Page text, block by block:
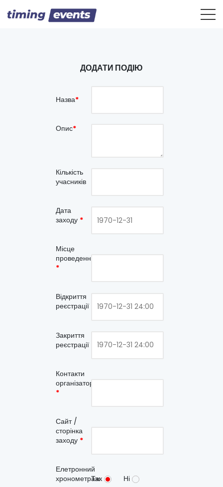
ДОДАТИ ПОДІЮ
Назва*
Опис*
Кількість
учасників
Дата
заходу *
Місце
проведення
*
Відкриття
реєстрації
Закриття
реєстрації
Контакти
організаторів
*
Сайт /
сторінка
заходу *
Елетронний
хронометраж
Так
Ні